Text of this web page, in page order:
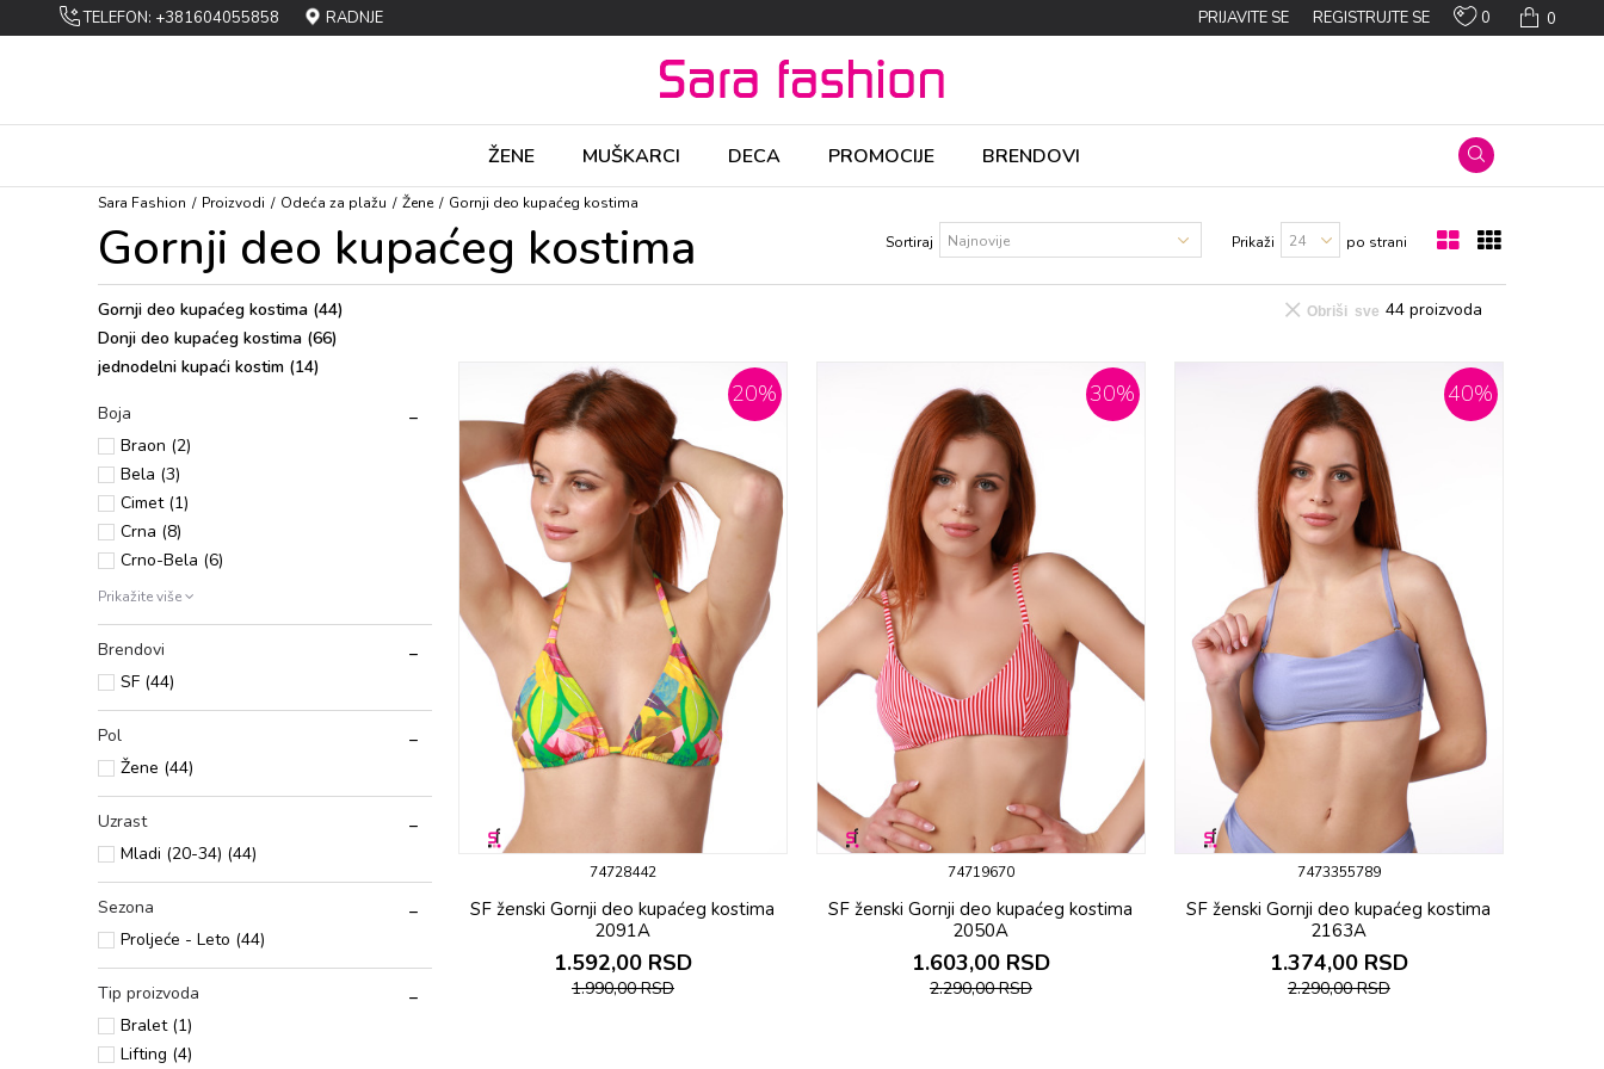
TELEFON: +381604055858 RADNJE 0
0
PRIJAVITE SE REGISTRUJTE SE
ŽENE MUŠKARCI DECA PROMOCIJE BRENDOVI
Sara Fashion Proizvodi Оdеća za plažu Žene Gornji deo kupaćeg kostima
Gornji deo kupaćeg kostima Sortiraj Prikaži po strani
Gornji deo kupaćeg kostima (44)
Donji deo kupaćeg kostima (66)
jеdnоdеlni kupaći kоstim (14)
Boja
Braоn (2)
Bеla (3)
Cimеt (1)
Crna (8)
Crno-Bela (6)
Prikažite više
Brendovi
SF (44)
Pol
Žene (44)
Uzrast
Mladi (20-34) (44)
Sezona
Proljeće - Leto (44)
Tip proizvoda
Bralеt (1)
Lifting (4)
44 proizvoda
Obriši sve
20%
74728442
SF ženski Gornji deo kupaćeg kostima
2091A
1.592,00 RSD
1.990,00RSD
30%
74719670
SF ženski Gornji deo kupaćeg kostima
2050A
1.603,00 RSD
2.290,00RSD
40%
7473355789
SF ženski Gornji deo kupaćeg kostima
2163A
1.374,00 RSD
2.290,00RSD